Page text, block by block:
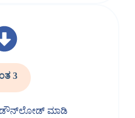
3
ಡೌನ್‌ಲೋಡ್ ಮಾಡಿ